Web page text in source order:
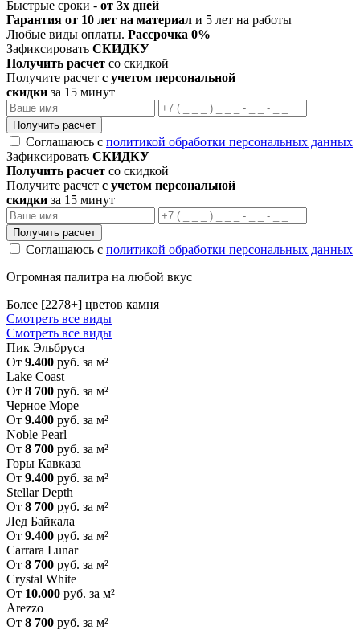
Быстрые сроки - от 3х дней
Гарантия от 10 лет на материал и 5 лет на работы
Любые виды оплаты. Рассрочка 0%
Зафиксировать СКИДКУ
Получить расчет со скидкой
Получите расчет с учетом персональной
скидки за 15 минут
Получить расчет
Соглашаюсь с политикой обработки персональных данных
Зафиксировать СКИДКУ
Получить расчет со скидкой
Получите расчет с учетом персональной
скидки за 15 минут
Получить расчет
Соглашаюсь с политикой обработки персональных данных
Огромная палитра на любой вкус
Более [2278+] цветов камня
Смотреть все виды
Смотреть все виды
Пик Эльбруса
От 9.400 руб. за м²
Lake Coast
От 8 700 руб. за м²
Черное Море
От 9.400 руб. за м²
Noble Pearl
От 8 700 руб. за м²
Горы Кавказа
От 9.400 руб. за м²
Stellar Depth
От 8 700 руб. за м²
Лед Байкала
От 9.400 руб. за м²
Carrara Lunar
От 8 700 руб. за м²
Crystal White
От 10.000 руб. за м²
Arezzo
От 8 700 руб. за м²